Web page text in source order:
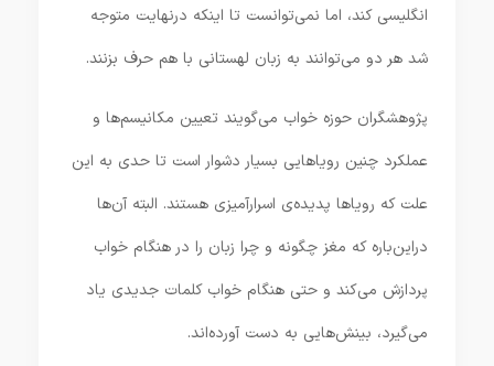
انگلیسی کند، اما نمی‌توانست تا اینکه درنهایت متوجه
شد هر دو می‌توانند به زبان لهستانی با هم حرف بزنند.
پژوهشگران حوزه خواب می‌گویند تعیین مکانیسم‌ها و
عملکرد چنین رویاهایی بسیار دشوار است تا حدی به این
علت که رویاها پدیده‌ی اسرارآمیزی هستند. البته آن‌ها
دراین‌باره که مغز چگونه و چرا زبان را در هنگام خواب
پردازش می‌کند و حتی هنگام خواب کلمات جدیدی یاد
می‌گیرد، بینش‌هایی به دست آورده‌اند.